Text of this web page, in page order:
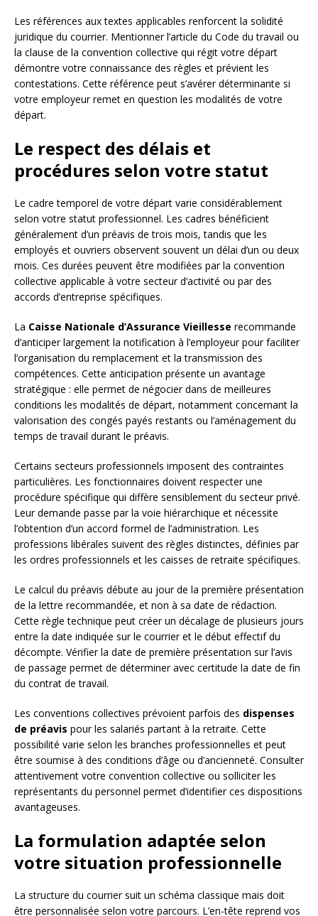
Les références aux textes applicables renforcent la solidité
juridique du courrier. Mentionner l’article du Code du travail ou
la clause de la convention collective qui régit votre départ
démontre votre connaissance des règles et prévient les
contestations. Cette référence peut s’avérer déterminante si
votre employeur remet en question les modalités de votre
départ.
Le respect des délais et
procédures selon votre statut
Le cadre temporel de votre départ varie considérablement
selon votre statut professionnel. Les cadres bénéficient
généralement d’un préavis de trois mois, tandis que les
employés et ouvriers observent souvent un délai d’un ou deux
mois. Ces durées peuvent être modifiées par la convention
collective applicable à votre secteur d’activité ou par des
accords d’entreprise spécifiques.
La Caisse Nationale d’Assurance Vieillesse recommande
d’anticiper largement la notification à l’employeur pour faciliter
l’organisation du remplacement et la transmission des
compétences. Cette anticipation présente un avantage
stratégique : elle permet de négocier dans de meilleures
conditions les modalités de départ, notamment concernant la
valorisation des congés payés restants ou l’aménagement du
temps de travail durant le préavis.
Certains secteurs professionnels imposent des contraintes
particulières. Les fonctionnaires doivent respecter une
procédure spécifique qui diffère sensiblement du secteur privé.
Leur demande passe par la voie hiérarchique et nécessite
l’obtention d’un accord formel de l’administration. Les
professions libérales suivent des règles distinctes, définies par
les ordres professionnels et les caisses de retraite spécifiques.
Le calcul du préavis débute au jour de la première présentation
de la lettre recommandée, et non à sa date de rédaction.
Cette règle technique peut créer un décalage de plusieurs jours
entre la date indiquée sur le courrier et le début effectif du
décompte. Vérifier la date de première présentation sur l’avis
de passage permet de déterminer avec certitude la date de fin
du contrat de travail.
Les conventions collectives prévoient parfois des dispenses
de préavis pour les salariés partant à la retraite. Cette
possibilité varie selon les branches professionnelles et peut
être soumise à des conditions d’âge ou d’ancienneté. Consulter
attentivement votre convention collective ou solliciter les
représentants du personnel permet d’identifier ces dispositions
avantageuses.
La formulation adaptée selon
votre situation professionnelle
La structure du courrier suit un schéma classique mais doit
être personnalisée selon votre parcours. L’en-tête reprend vos